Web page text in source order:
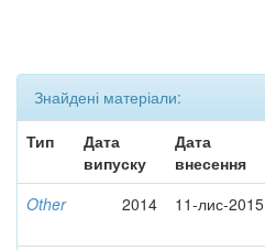
Знайдені матеріали:
Тип
Дата
випуску
Дата
внесення
Other 2014 11-лис-2015